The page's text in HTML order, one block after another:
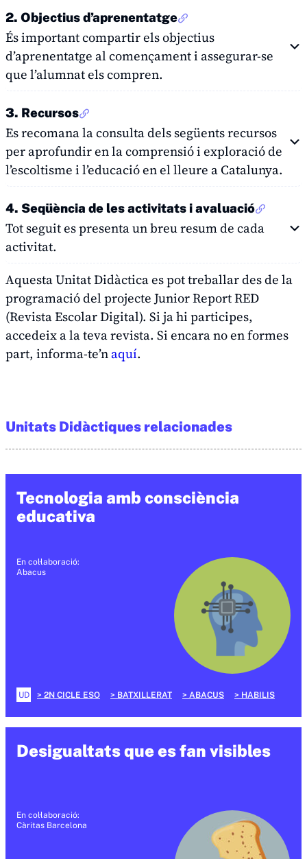
2. Objectius d’aprenentatge
És important compartir els objectius
d’aprenentatge al començament i assegurar-se
que l’alumnat els compren.
3. Recursos
Es recomana la consulta dels següents recursos
per aprofundir en la comprensió i exploració de
l’escoltisme i l’educació en el lleure a Catalunya.
4. Seqüència de les activitats i avaluació
Tot seguit es presenta un breu resum de cada
activitat.
Aquesta Unitat Didàctica es pot treballar des de la
programació del projecte Junior Report RED
(Revista Escolar Digital). Si ja hi participes,
accedeix a la teva revista. Si encara no en formes
part, informa-te’n aquí.
Unitats Didàctiques relacionades
Tecnologia amb consciència
educativa
En col·laboració:
Abacus
UD 2N CICLE ESO BATXILLERAT ABACUS HABILIS
Desigualtats que es fan visibles
En col·laboració:
Càritas Barcelona